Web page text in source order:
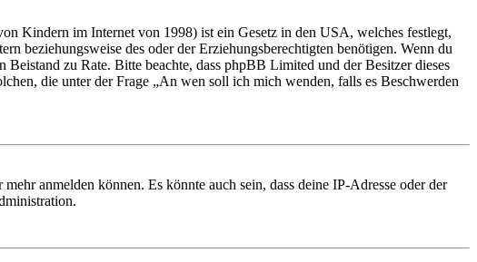
Kindern im Internet von 1998) ist ein Gesetz in den USA, welches festlegt,
beziehungsweise des oder der Erziehungsberechtigten benötigen. Wenn du
zu Rate. Bitte beachte, dass phpBB Limited und der Besitzer dieses
die unter der Frage „An wen soll ich mich wenden, falls es Beschwerden
anmelden können. Es könnte auch sein, dass deine IP-Adresse oder der